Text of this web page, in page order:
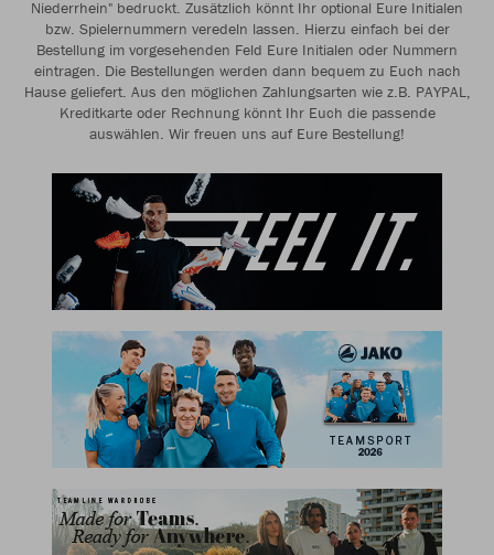
Niederrhein" bedruckt. Zusätzlich könnt Ihr optional Eure Initialen
bzw. Spielernummern veredeln lassen. Hierzu einfach bei der
Bestellung im vorgesehenden Feld Eure Initialen oder Nummern
eintragen. Die Bestellungen werden dann bequem zu Euch nach
Hause geliefert. Aus den möglichen Zahlungsarten wie z.B. PAYPAL,
Kreditkarte oder Rechnung könnt Ihr Euch die passende
auswählen. Wir freuen uns auf Eure Bestellung!